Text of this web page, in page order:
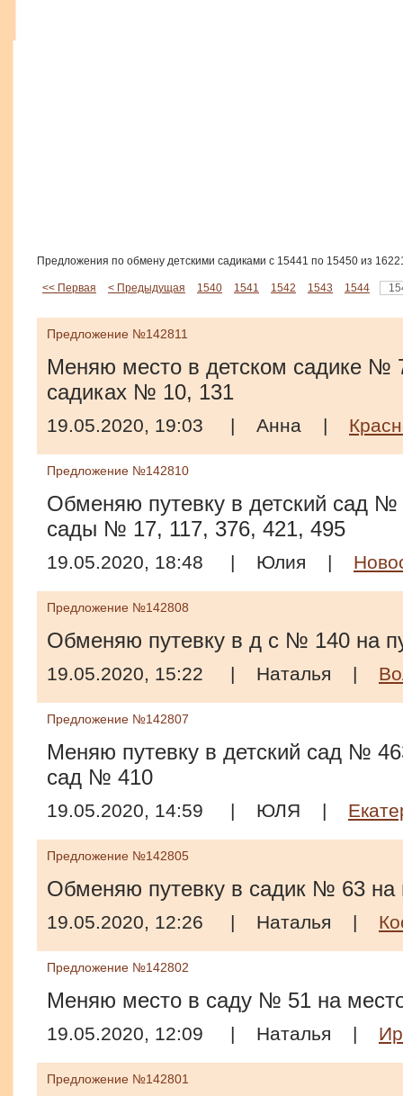
Предложения по обмену детскими садиками с 15441 по 15450 из
<< Первая < Предыдущая 1540 1541 1542 1543 1544
Предложение №142811
Меняю место в детском садике №
садиках № 10, 131
19.05.2020, 19:03 | Анна |
Предложение №142810
Обменяю путевку в детский сад №
сады № 17, 117, 376, 421, 495
19.05.2020, 18:48 | Юлия |
Предложение №142808
Обменяю путевку в д с № 140 на
19.05.2020, 15:22 | Наталья |
Предложение №142807
Меняю путевку в детский сад №
сад № 410
19.05.2020, 14:59 | ЮЛЯ |
Предложение №142805
Обменяю путевку в садик № 63 на
19.05.2020, 12:26 | Наталья |
Предложение №142802
Меняю место в саду № 51 на
19.05.2020, 12:09 | Наталья |
Предложение №142801